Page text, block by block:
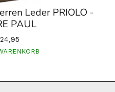
Leder PRIOLO -
PAUL